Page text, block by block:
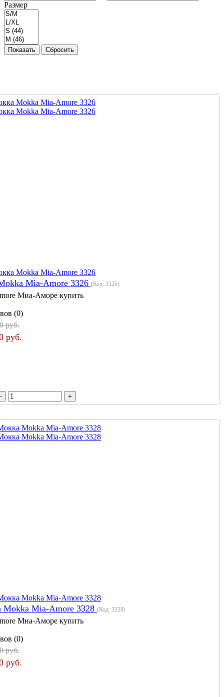
Размер
Показать Сбросить
Mia-Amore 3326 (Код: 3326)
Миа-Аморе купить
(0)
руб.
руб.
Mia-Amore 3328 (Код: 3328)
Миа-Аморе купить
(0)
руб.
руб.